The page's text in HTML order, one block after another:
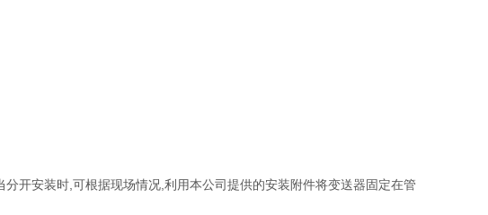
开安装时,可根据现场情况,利用本公司提供的安装附件将变送器固定在管